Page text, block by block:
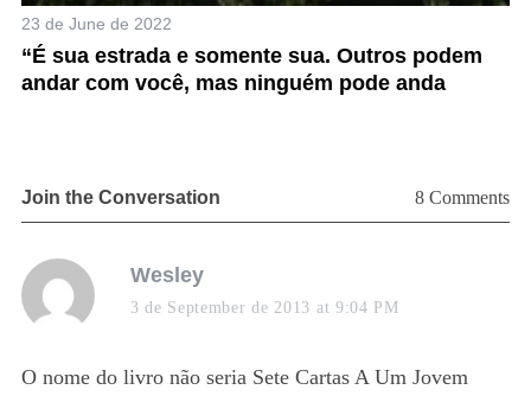
23 de June de 2022
“É sua estrada e somente sua. Outros podem
andar com você, mas ninguém pode anda
Join the Conversation 8 Comments
s
a
s
Wesley
3 de September de 2013 at 9:04 PM
O nome do livro não seria Sete Cartas A Um Jovem